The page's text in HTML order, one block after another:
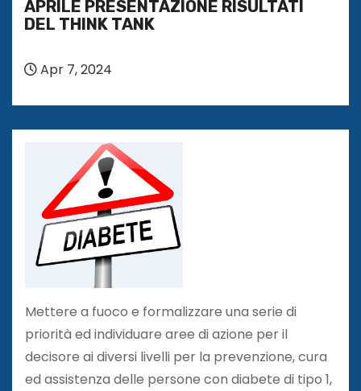
APRILE PRESENTAZIONE RISULTATI
DEL THINK TANK
Apr 7, 2024
Mettere a fuoco e formalizzare una serie di
priorità ed individuare aree di azione per il
decisore ai diversi livelli per la prevenzione, cura
ed assistenza delle persone con diabete di tipo 1,